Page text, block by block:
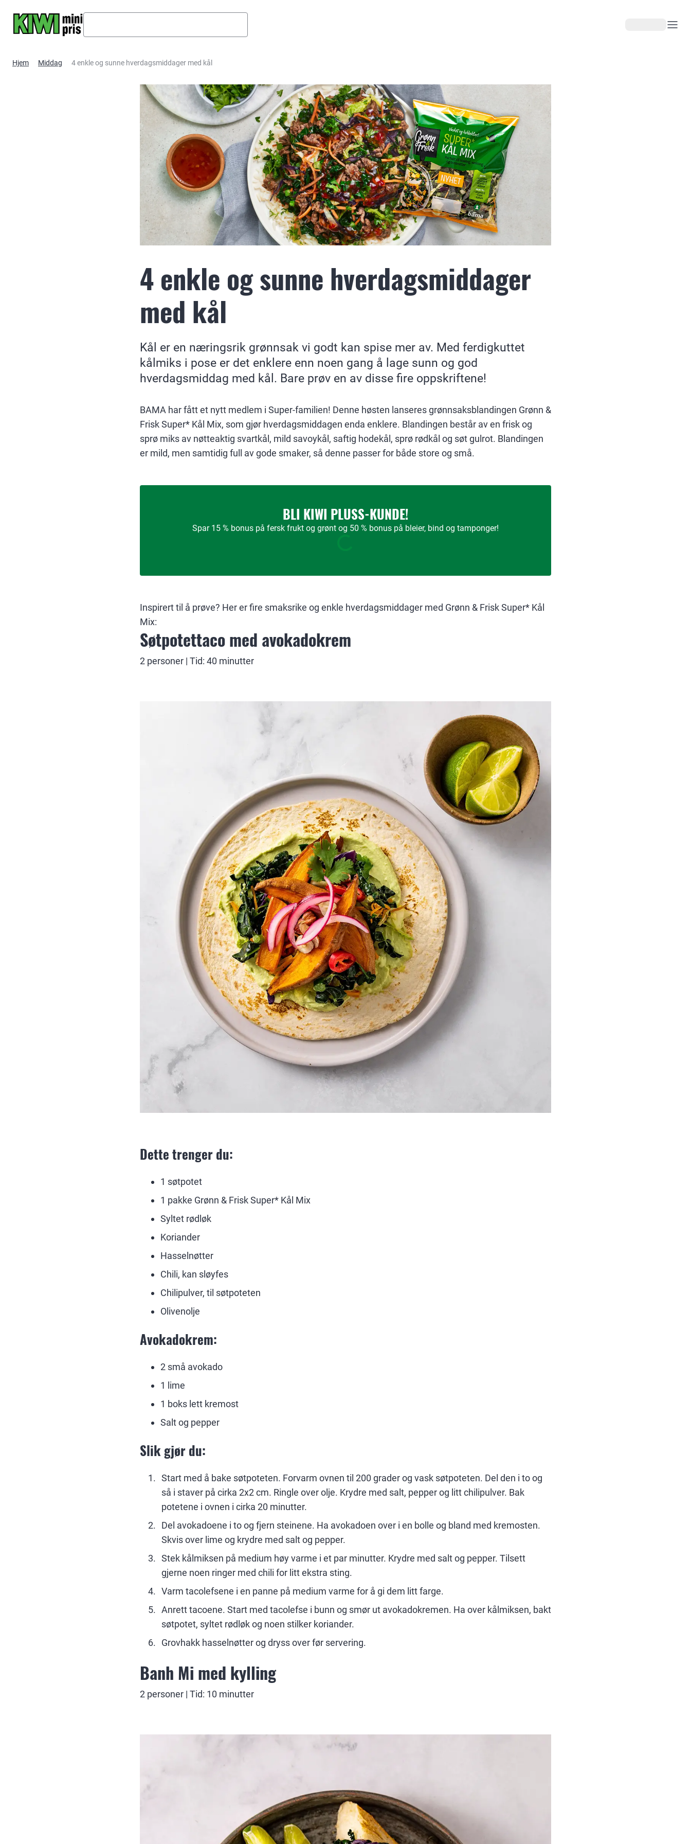
Hjem Middag 4 enkle og sunne hverdagsmiddager med kål
4 enkle og sunne hverdagsmiddager
med kål
Kål er en næringsrik grønnsak vi godt kan spise mer av. Med ferdigkuttet
kålmiks i pose er det enklere enn noen gang å lage sunn og god
hverdagsmiddag med kål. Bare prøv en av disse fire oppskriftene!
BAMA har fått et nytt medlem i Super-familien! Denne høsten lanseres grønnsaksblandingen Grønn &
Frisk Super* Kål Mix, som gjør hverdagsmiddagen enda enklere. Blandingen består av en frisk og
sprø miks av nøtteaktig svartkål, mild savoykål, saftig hodekål, sprø rødkål og søt gulrot. Blandingen
er mild, men samtidig full av gode smaker, så denne passer for både store og små.
BLI KIWI PLUSS-KUNDE!
Spar 15 % bonus på fersk frukt og grønt og 50 % bonus på bleier, bind og tamponger!
Inspirert til å prøve? Her er fire smaksrike og enkle hverdagsmiddager med Grønn & Frisk Super* Kål
Mix:
Søtpotettaco med avokadokrem
2 personer | Tid: 40 minutter
Dette trenger du:
1 søtpotet
1 pakke Grønn & Frisk Super* Kål Mix
Syltet rødløk
Koriander
Hasselnøtter
Chili, kan sløyfes
Chilipulver, til søtpoteten
Olivenolje
Avokadokrem:
2 små avokado
1 lime
1 boks lett kremost
Salt og pepper
Slik gjør du:
Start med å bake søtpoteten. Forvarm ovnen til 200 grader og vask søtpoteten. Del den i to og
så i staver på cirka 2x2 cm. Ringle over olje. Krydre med salt, pepper og litt chilipulver. Bak
potetene i ovnen i cirka 20 minutter.
Del avokadoene i to og fjern steinene. Ha avokadoen over i en bolle og bland med kremosten.
Skvis over lime og krydre med salt og pepper.
Stek kålmiksen på medium høy varme i et par minutter. Krydre med salt og pepper. Tilsett
gjerne noen ringer med chili for litt ekstra sting.
Varm tacolefsene i en panne på medium varme for å gi dem litt farge.
Anrett tacoene. Start med tacolefse i bunn og smør ut avokadokremen. Ha over kålmiksen, bakt
søtpotet, syltet rødløk og noen stilker koriander.
Grovhakk hasselnøtter og dryss over før servering.
Banh Mi med kylling
2 personer | Tid: 10 minutter